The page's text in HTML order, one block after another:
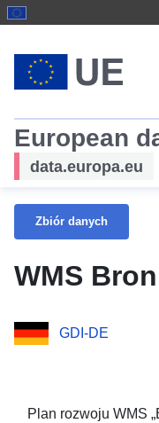
European
data.europa.eu
Zbiór danych
WMS
GDI-DE
Plan rozwoju WMS